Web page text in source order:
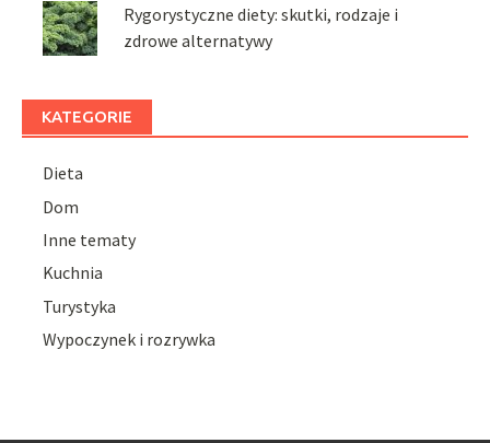
Rygorystyczne diety: skutki, rodzaje i
zdrowe alternatywy
KATEGORIE
Dieta
Dom
Inne tematy
Kuchnia
Turystyka
Wypoczynek i rozrywka